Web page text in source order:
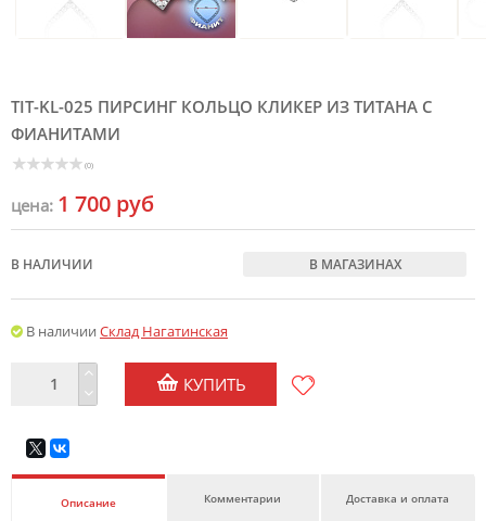
TIT-KL-025 ПИРСИНГ КОЛЬЦО КЛИКЕР ИЗ ТИТАНА С
ФИАНИТАМИ
(0)
цена: 1 700 руб
В НАЛИЧИИ В МАГАЗИНАХ
В наличии Склад Нагатинская
КУПИТЬ
Описание Комментарии Доставка и оплата